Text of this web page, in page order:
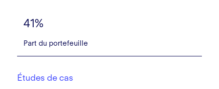
41%
Part du portefeuille
Études de cas